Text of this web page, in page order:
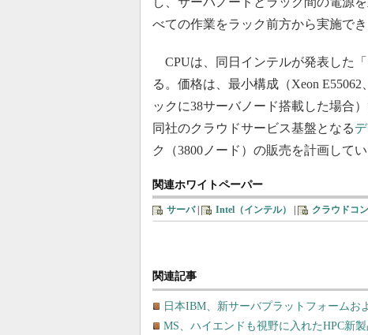
べての作業をラック前方から実施で
CPUは、同日インテルが発表した
る。価格は、最小構成（Xeon E55062、
ックに38サーバノード搭載した場合
同社のクラウドサービス基盤となる
ク（3800ノード）の販売を計画してい
関連ホワイトペーパー
サーバ| Intel（インテル） クラウドコ
関連記事
日本IBM、新サーバプラットフォームお
MS、ハイエンドも視野に入れたHPC新